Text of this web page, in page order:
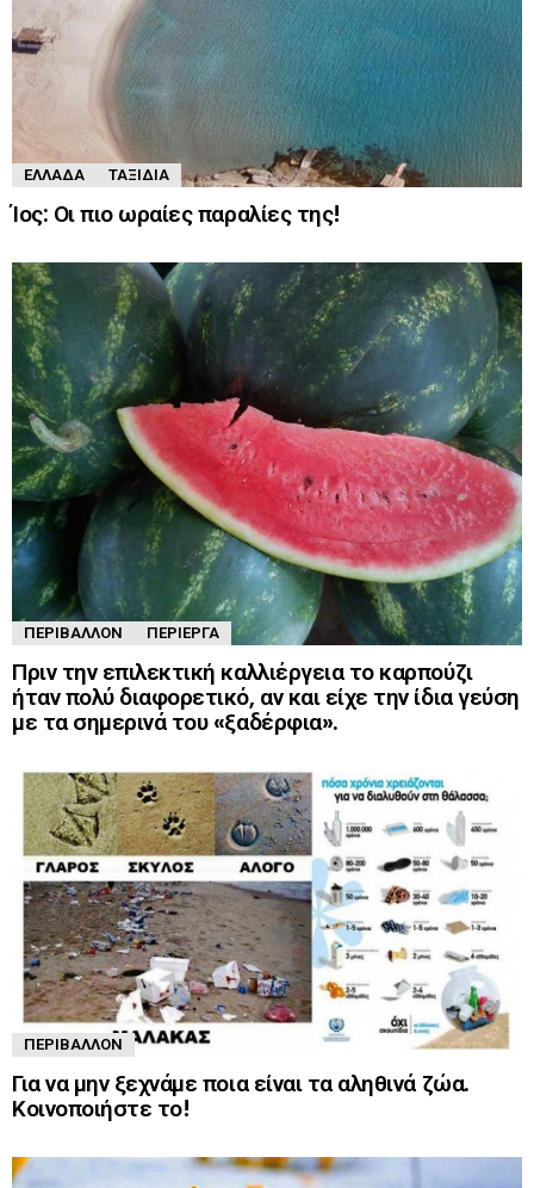
ΕΛΛΆΔΑ ΤΑΞΊΔΙΑ
Ίος: Οι πιο ωραίες παραλίες της!
ΠΕΡΙΒΆΛΛΟΝ ΠΕΡΊΕΡΓΑ
Πριν την επιλεκτική καλλιέργεια το καρπούζι
ήταν πολύ διαφορετικό, αν και είχε την ίδια γεύση
με τα σημερινά του «ξαδέρφια».
ΠΕΡΙΒΆΛΛΟΝ
Για να μην ξεχνάμε ποια είναι τα αληθινά ζώα.
Κοινοποιήστε το!